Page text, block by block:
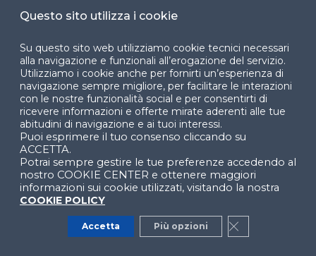
Privati
Aziendali
Sostenitori
Blog
Contatti
Osservatori
Convegni
News
Comunicati Stampa
Termini e condizioni
Cookie policy
Questo sito utilizza i cookie
Su questo sito web utilizziamo cookie tecnici necessari
alla navigazione e funzionali all’erogazione del servizio.
Utilizziamo i cookie anche per fornirti un’esperienza di
navigazione sempre migliore, per facilitare le interazioni
con le nostre funzionalità social e per consentirti di
ricevere informazioni e offerte mirate aderenti alle tue
abitudini di navigazione e ai tuoi interessi.
Puoi esprimere il tuo consenso cliccando su
ACCETTA.
Potrai sempre gestire le tue preferenze accedendo al
nostro COOKIE CENTER e ottenere maggiori
informazioni sui cookie utilizzati, visitando la nostra
COOKIE POLICY
Accetta Più opzioni Close GDPR